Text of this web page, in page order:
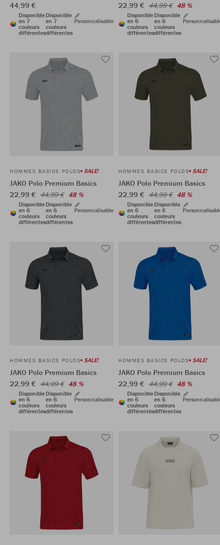
44,99 €
Disponible
en 7
couleurs
différentes
Disponible
en 7
couleurs
différentes
Personnalisable
22,99 € 44,99 € 48 %
Disponible
en 6
couleurs
différentes
Disponible
en 6
couleurs
différentes
HOMMES BASICS POLOS SALE!
JAKO Polo Premium Basics
22,99 € 44,99 € 48 %
Disponible
en 6
couleurs
différentes
Disponible
en 6
couleurs
différentes
Personnalisable
HOMMES BASICS POLOS SALE!
JAKO Polo Premium Basics
22,99 € 44,99 € 48 %
Disponible
en 6
couleurs
différentes
Disponible
en 6
couleurs
différentes
HOMMES BASICS POLOS SALE!
JAKO Polo Premium Basics
22,99 € 44,99 € 48 %
Disponible
en 6
couleurs
différentes
Disponible
en 6
couleurs
différentes
Personnalisable
HOMMES BASICS POLOS SALE!
JAKO Polo Premium Basics
22,99 € 44,99 € 48 %
Disponible
en 6
couleurs
différentes
Disponible
en 6
couleurs
différentes